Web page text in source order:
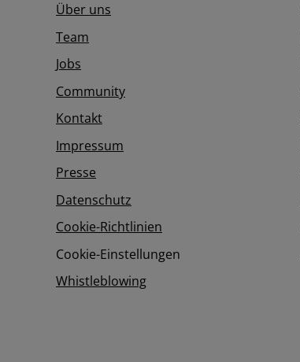
Über uns
Team
Jobs
Community
Kontakt
Impressum
Presse
Datenschutz
Cookie-Richtlinien
Cookie-Einstellungen
Whistleblowing